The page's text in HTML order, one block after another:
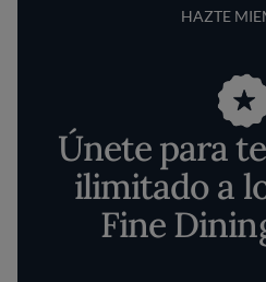
HAZTE
Únete para
ilimitado a
Fine